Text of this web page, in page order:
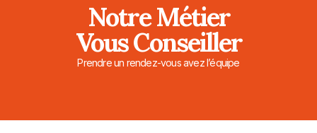
Notre Métier
Vous Conseiller
Prendre un rendez-vous avez l’équipe